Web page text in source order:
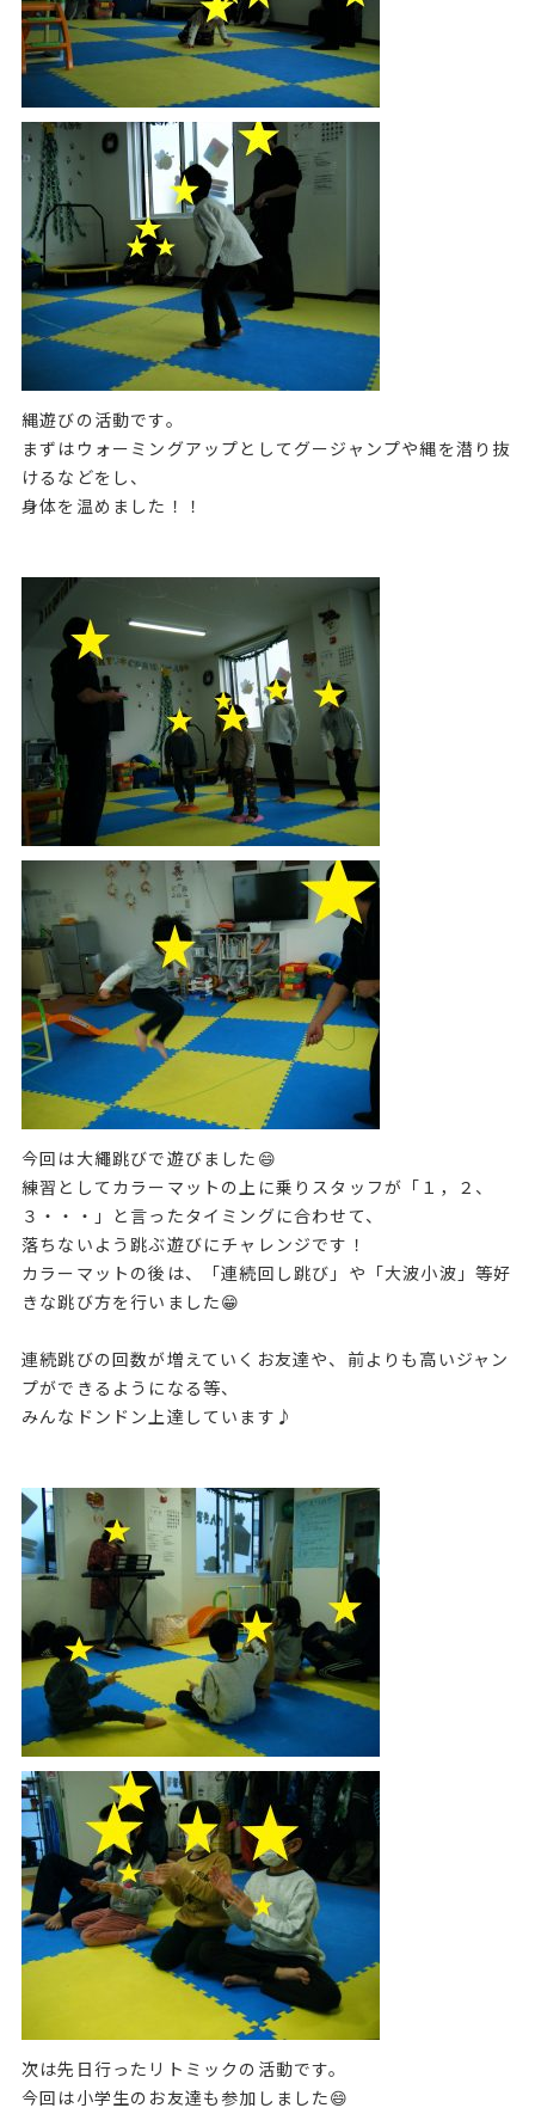
縄遊びの活動です。
まずはウォーミングアップとしてグージャンプや縄を潜り抜
けるなどをし、
身体を温めました！！
今回は大繩跳びで遊びました😄
練習としてカラーマットの上に乗りスタッフが「１，２、
３・・・」と言ったタイミングに合わせて、
落ちないよう跳ぶ遊びにチャレンジです！
カラーマットの後は、「連続回し跳び」や「大波小波」等好
きな跳び方を行いました😁
連続跳びの回数が増えていくお友達や、前よりも高いジャン
プができるようになる等、
みんなドンドン上達しています♪
次は先日行ったリトミックの活動です。
今回は小学生のお友達も参加しました😄